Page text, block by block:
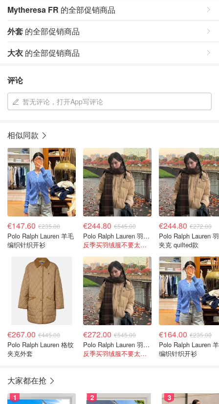
Mytheresa FR 的全部促销商品
外套 的全部促销商品
大衣 的全部促销商品
评论
暂无评论，打开App写评论
相似同款
€147.60 €235.00
Polo Ralph Lauren 羊毛
编织针织开衫
€244.80 €545.00
Polo Ralph Lauren 羽绒夹克 quilted款
反季买羽绒服不要太划算，码全！
€244.80 €272.00
Polo Ralph Lauren
夹克 quilted款
€267.00 €445.00
Polo Ralph Lauren 格纹
夹克外套
€272.00 €545.00
Polo Ralph Lauren 羽绒夹克 quilted款
反季买羽绒服不要太划算，码全！
€164.00 €235.00
Polo Ralph Lauren
编织针织开衫
大家都在抢
1 2 3